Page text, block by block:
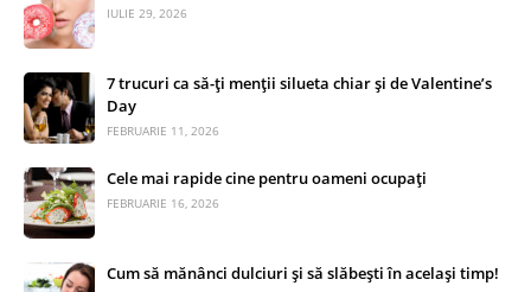
IULIE 29, 2026
7 trucuri ca să-ți menții silueta chiar și de Valentine’s
Day
FEBRUARIE 11, 2026
Cele mai rapide cine pentru oameni ocupați
FEBRUARIE 16, 2026
Cum să mănânci dulciuri și să slăbești în același timp!